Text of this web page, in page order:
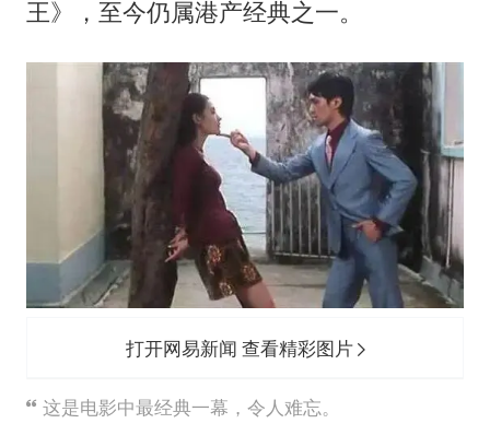
王》，至今仍属港产经典之一。
打开网易新闻 查看精彩图片
这是电影中最经典一幕，令人难忘。